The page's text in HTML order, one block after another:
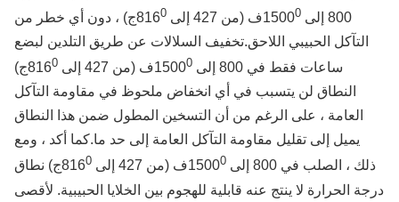
0 ف (من 427 إلى 816
ج) ، دون أي خطر من
التآكل الحبيبي اللاحق.تخفيف السلالات عن طريق التلدين لبضع
ساعات فقط في 800 إلى 1500
0 ف (من 427 إلى 816
ج)
النطاق لن يتسبب في أي انخفاض ملحوظ في مقاومة التآكل
العامة ، على الرغم من أن التسخين المطول ضمن هذا النطاق
يميل إلى تقليل مقاومة التآكل العامة إلى حد ما.كما أكد ، ومع
، الصلب في 800 إلى 1500
0 ف (من 427 إلى 816 0
ج) نطاق
الحرارة لا ينتج عنه قابلية للهجوم بين الخلايا الحبيبية. لأقصى